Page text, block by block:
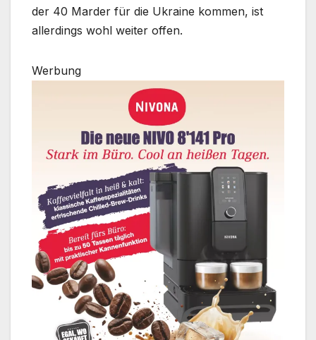
der 40 Marder für die Ukraine kommen, ist
allerdings wohl weiter offen.
Werbung